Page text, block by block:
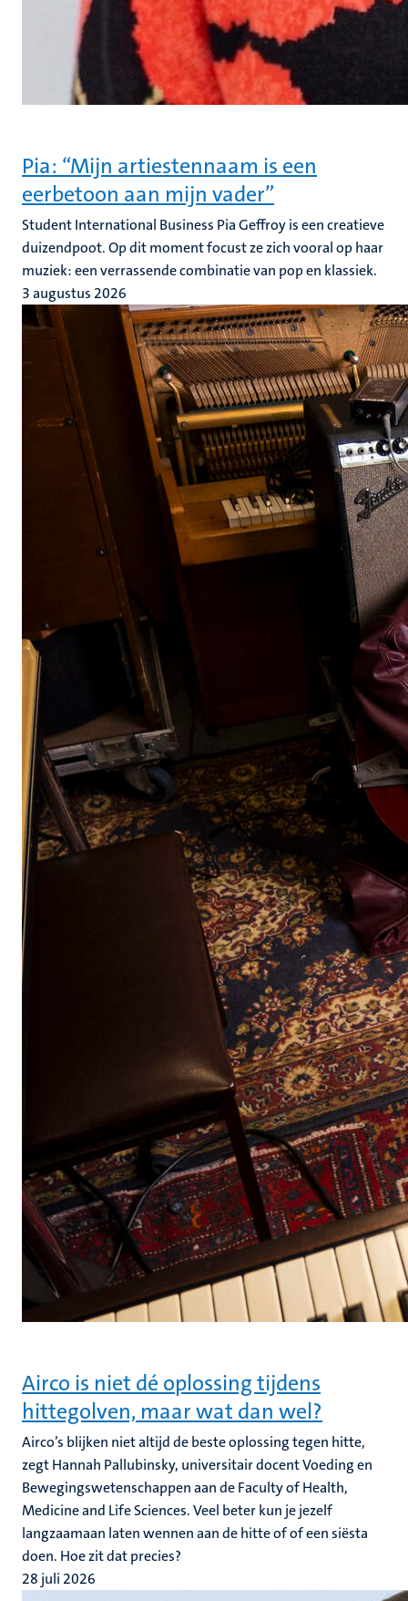
Pia: “Mijn artiestennaam is een
eerbetoon aan mijn vader”
Student International Business Pia Geffroy is een creatieve
duizendpoot. Op dit moment focust ze zich vooral op haar
muziek: een verrassende combinatie van pop en klassiek.
3 augustus 2026
Airco is niet dé oplossing tijdens
hittegolven, maar wat dan wel?
Airco’s blijken niet altijd de beste oplossing tegen hitte,
zegt Hannah Pallubinsky, universitair docent Voeding en
Bewegingswetenschappen aan de Faculty of Health,
Medicine and Life Sciences. Veel beter kun je jezelf
langzaamaan laten wennen aan de hitte of of een siësta
doen. Hoe zit dat precies?
28 juli 2026